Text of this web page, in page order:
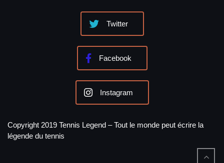
Twitter
Facebook
Instagram
Copyright 2019 Tennis Legend – Tout le monde peut écrire la
légende du tennis